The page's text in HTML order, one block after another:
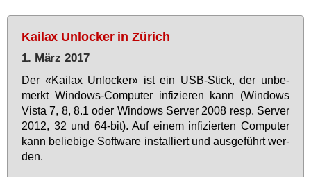
Kailax Unlocker in Zürich
1. März 2017
Der «Kai­lax Un­lo­cker» ist ein USB-Stick, der un­be­
merkt Win­dows-Com­pu­ter in­fi­zie­ren kann (Win­dows
Vis­ta 7, 8, 8.1 oder Win­dows Ser­ver 2008 resp. Ser­ver
2012, 32 und 64-bit). Auf ei­nem in­fi­zier­ten Com­pu­ter
kann be­lie­bi­ge Soft­ware in­stal­liert und aus­ge­führt wer­
den.